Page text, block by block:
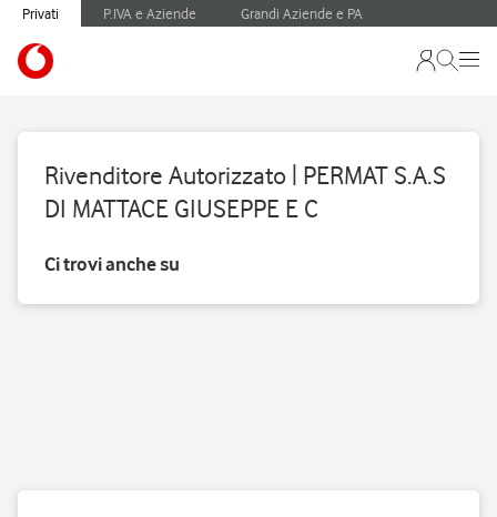
Privati P.IVA e Aziende Grandi Aziende e PA
Rivenditore Autorizzato | PERMAT S.A.S
DI MATTACE GIUSEPPE E C
Ci trovi anche su